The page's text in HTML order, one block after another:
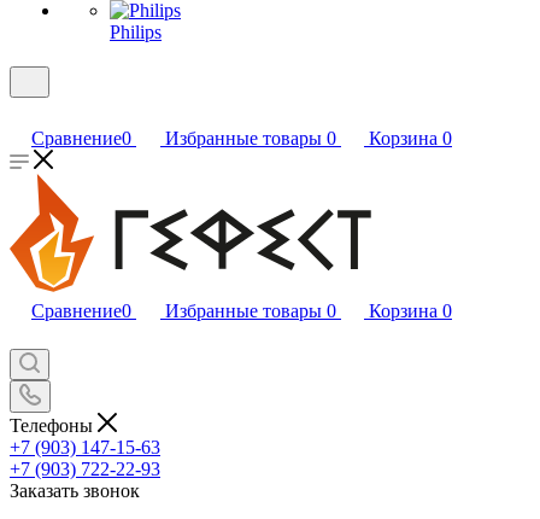
Philips
Сравнение0 Избранные товары 0 Корзина 0
Сравнение0 Избранные товары 0 Корзина 0
Телефоны
+7 (903) 147-15-63
+7 (903) 722-22-93
Заказать звонок